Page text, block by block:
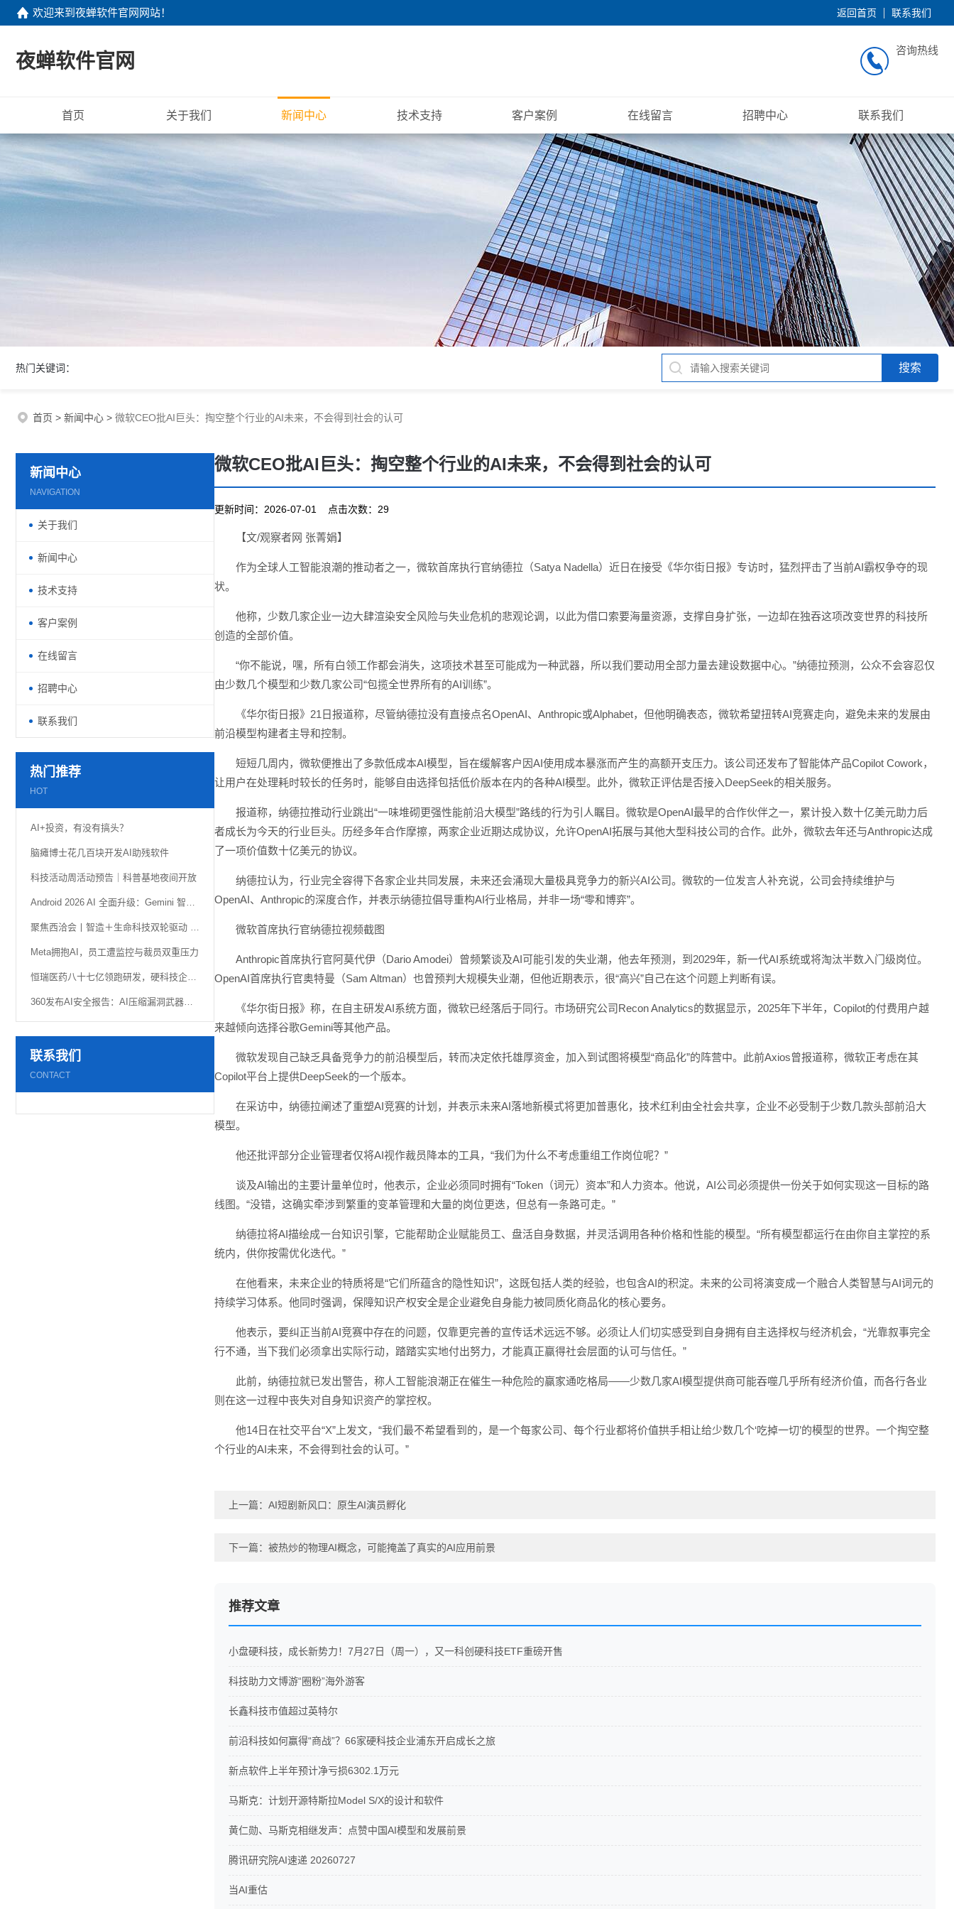
欢迎来到 夜蝉软件官网网站！ 返回首页 联系我们
夜蝉软件官网 咨询热线
首页 关于我们 新闻中心 技术支持 客户案例 在线留言 招聘中心 联系我们
热门关键词：
首页 > 新闻中心 > 微软CEO批AI巨头：掏空整个行业的AI未来，不会得到社会的认可
新闻中心
NAVIGATION
关于我们
新闻中心
技术支持
客户案例
在线留言
招聘中心
联系我们
热门推荐
HOT
AI+投资，有没有搞头？
脑瘫博士花几百块开发AI助残软件
科技活动周活动预告｜科普基地夜间开放
Android 2026 AI 全面升级：Gemini 智能体自动化、AI 小组件功能详解
聚焦西洽会丨智造＋生命科技双轮驱动 璧山携“硬核科技”亮相
Meta拥抱AI，员工遭监控与裁员双重压力
恒瑞医药八十七亿领跑研发，硬科技企业“重金”换未来
360发布AI安全报告：AI压缩漏洞武器化窗口，网络空间主动权竞争加速
联系我们
CONTACT
微软CEO批AI巨头：掏空整个行业的AI未来，不会得到社会的认可
更新时间：2026-07-01 点击次数：29
【文/观察者网 张菁娟】
作为全球人工智能浪潮的推动者之一，微软首席执行官纳德拉（Satya Nadella）近日在接受《华尔街日报》专访时，猛烈抨击了当前AI霸权争夺的现
状。
他称，少数几家企业一边大肆渲染安全风险与失业危机的悲观论调，以此为借口索要海量资源，支撑自身扩张，一边却在独吞这项改变世界的科技所
创造的全部价值。
“你不能说，嘿，所有白领工作都会消失，这项技术甚至可能成为一种武器，所以我们要动用全部力量去建设数据中心。”纳德拉预测，公众不会容忍仅
由少数几个模型和少数几家公司“包揽全世界所有的AI训练”。
《华尔街日报》21日报道称，尽管纳德拉没有直接点名OpenAI、Anthropic或Alphabet，但他明确表态，微软希望扭转AI竞赛走向，避免未来的发展由
前沿模型构建者主导和控制。
短短几周内，微软便推出了多款低成本AI模型，旨在缓解客户因AI使用成本暴涨而产生的高额开支压力。该公司还发布了智能体产品Copilot Cowork，
让用户在处理耗时较长的任务时，能够自由选择包括低价版本在内的各种AI模型。此外，微软正评估是否接入DeepSeek的相关服务。
报道称，纳德拉推动行业跳出“一味堆砌更强性能前沿大模型”路线的行为引人瞩目。微软是OpenAI最早的合作伙伴之一，累计投入数十亿美元助力后
者成长为今天的行业巨头。历经多年合作摩擦，两家企业近期达成协议，允许OpenAI拓展与其他大型科技公司的合作。此外，微软去年还与Anthropic达成
了一项价值数十亿美元的协议。
纳德拉认为，行业完全容得下各家企业共同发展，未来还会涌现大量极具竞争力的新兴AI公司。微软的一位发言人补充说，公司会持续维护与
OpenAI、Anthropic的深度合作，并表示纳德拉倡导重构AI行业格局，并非一场“零和博弈”。
微软首席执行官纳德拉视频截图
Anthropic首席执行官阿莫代伊（Dario Amodei）曾频繁谈及AI可能引发的失业潮，他去年预测，到2029年，新一代AI系统或将淘汰半数入门级岗位。
OpenAI首席执行官奥特曼（Sam Altman）也曾预判大规模失业潮，但他近期表示，很“高兴”自己在这个问题上判断有误。
《华尔街日报》称，在自主研发AI系统方面，微软已经落后于同行。市场研究公司Recon Analytics的数据显示，2025年下半年，Copilot的付费用户越
来越倾向选择谷歌Gemini等其他产品。
微软发现自己缺乏具备竞争力的前沿模型后，转而决定依托雄厚资金，加入到试图将模型“商品化”的阵营中。此前Axios曾报道称，微软正考虑在其
Copilot平台上提供DeepSeek的一个版本。
在采访中，纳德拉阐述了重塑AI竞赛的计划，并表示未来AI落地新模式将更加普惠化，技术红利由全社会共享，企业不必受制于少数几款头部前沿大
模型。
他还批评部分企业管理者仅将AI视作裁员降本的工具，“我们为什么不考虑重组工作岗位呢？”
谈及AI输出的主要计量单位时，他表示，企业必须同时拥有“Token（词元）资本”和人力资本。他说，AI公司必须提供一份关于如何实现这一目标的路
线图。“没错，这确实牵涉到繁重的变革管理和大量的岗位更迭，但总有一条路可走。”
纳德拉将AI描绘成一台知识引擎，它能帮助企业赋能员工、盘活自身数据，并灵活调用各种价格和性能的模型。“所有模型都运行在由你自主掌控的系
统内，供你按需优化迭代。”
在他看来，未来企业的特质将是“它们所蕴含的隐性知识”，这既包括人类的经验，也包含AI的积淀。未来的公司将演变成一个融合人类智慧与AI词元的
持续学习体系。他同时强调，保障知识产权安全是企业避免自身能力被同质化商品化的核心要务。
他表示，要纠正当前AI竞赛中存在的问题，仅靠更完善的宣传话术远远不够。必须让人们切实感受到自身拥有自主选择权与经济机会，“光靠叙事完全
行不通，当下我们必须拿出实际行动，踏踏实实地付出努力，才能真正赢得社会层面的认可与信任。”
此前，纳德拉就已发出警告，称人工智能浪潮正在催生一种危险的赢家通吃格局——少数几家AI模型提供商可能吞噬几乎所有经济价值，而各行各业
则在这一过程中丧失对自身知识资产的掌控权。
他14日在社交平台“X”上发文，“我们最不希望看到的，是一个每家公司、每个行业都将价值拱手相让给少数几个‘吃掉一切’的模型的世界。一个掏空整
个行业的AI未来，不会得到社会的认可。”
上一篇： AI短剧新风口：原生AI演员孵化
下一篇： 被热炒的物理AI概念，可能掩盖了真实的AI应用前景
推荐文章
小盘硬科技，成长新势力！7月27日（周一），又一科创硬科技ETF重磅开售
科技助力文博游“圈粉”海外游客
长鑫科技市值超过英特尔
前沿科技如何赢得“商战”？66家硬科技企业浦东开启成长之旅
新点软件上半年预计净亏损6302.1万元
马斯克：计划开源特斯拉Model S/X的设计和软件
黄仁勋、马斯克相继发声：点赞中国AI模型和发展前景
腾讯研究院AI速递 20260727
当AI重估